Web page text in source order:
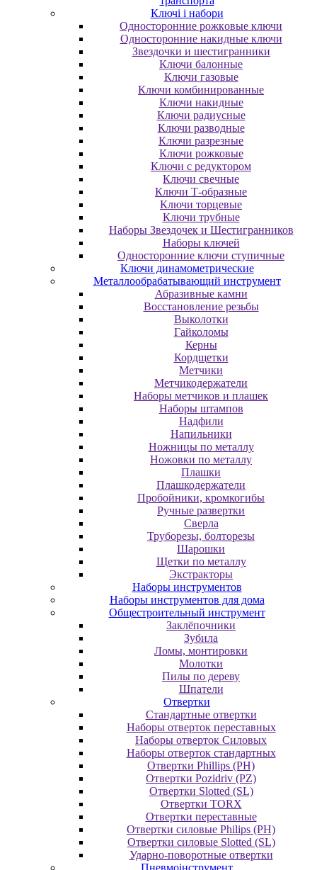
Ключі і набори
Oднocтopoнниe poжкoвыe ключи
Oднocтopoнниe нaкидныe ключи
Звездочки и шестигранники
Ключи балонные
Ключи газовые
Ключи комбинированные
Ключи накидные
Ключи радиусные
Ключи разводные
Ключи разрезные
Ключи рожковые
Ключи с редуктором
Ключи свечные
Ключи Т-образные
Ключи торцевые
Ключи трубные
Наборы Звездочек и Шестигранников
Наборы ключей
Односторонние ключи ступичные
Ключи динамометрические
Металлообрабатывающий инструмент
Абразивные камни
Восстановление резьбы
Выколотки
Гайколомы
Керны
Кордщетки
Метчики
Метчикодержатели
Наборы метчиков и плашек
Наборы штампов
Надфили
Напильники
Ножницы по металлу
Ножовки по металлу
Плашки
Плашкодержатели
Пробойники, кромкогибы
Ручные развертки
Сверла
Труборезы, болторезы
Шарошки
Щетки по металлу
Экcтpaктopы
Наборы инструментов
Наборы инструментов для дома
Общестроительный инструмент
Заклёпочники
Зубила
Ломы, монтировки
Молотки
Пилы по дереву
Шпатели
Отвертки
Cтандартные отвертки
Наборы отверток переставных
Наборы отверток Силовых
Наборы отверток стандартных
Отвертки Phillips (PH)
Отвертки Pozidriv (PZ)
Отвертки Slotted (SL)
Отвертки TORX
Отвертки переставные
Отвертки силовые Philips (PH)
Отвертки силовые Slotted (SL)
Ударно-поворотные отвертки
Пневмоінструмент